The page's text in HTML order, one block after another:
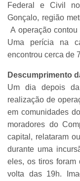
Federal e Civil
Gonçalo, região
A operação
Uma perícia na
encontrou cerca de
Descumprimento
Um dia depois
realização de
em comunidades
moradores do
capital, relataram
durante uma
eles, os tiros foram
volta das 19h.